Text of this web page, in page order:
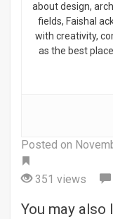
about design,
fields, Faishal
with creativity,
as the best
Posted on
351 views
You may also